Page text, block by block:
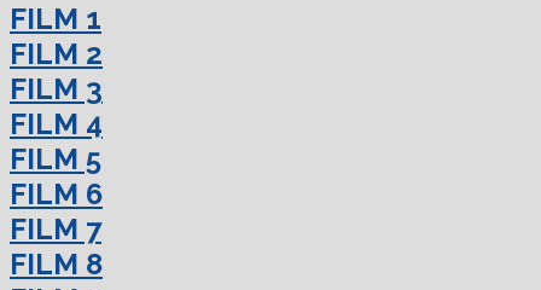
FILM 1
FILM 2
FILM 3
FILM 4
FILM 5
FILM 6
FILM 7
FILM 8